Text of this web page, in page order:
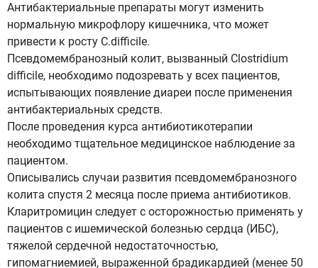
Антибактериальные препараты могут изменить
нормальную микрофлору кишечника, что может
привести к росту C.difficile.
Псевдомембранозный колит, вызванный Clostridium
difficile, необходимо подозревать у всех пациентов,
испытывающих появление диареи после применения
антибактериальных средств.
После проведения курса антибиотикотерапии
необходимо тщательное медицинское наблюдение за
пациентом.
Описывались случаи развития псевдомембранозного
колита спустя 2 месяца после приема антибиотиков.
Кларитромицин следует с осторожностью применять у
пациентов с ишемической болезнью сердца (ИБС),
тяжелой сердечной недостаточностью,
гипомагниемией, выраженной брадикардией (менее 50